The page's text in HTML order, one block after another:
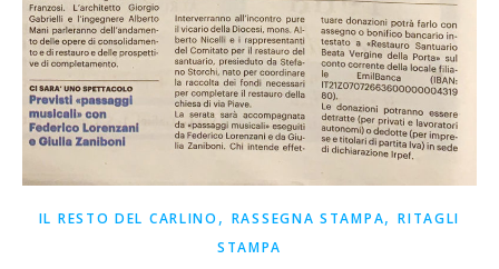
IL RESTO DEL CARLINO , RASSEGNA STAMPA,RITAGLI
STAMPA